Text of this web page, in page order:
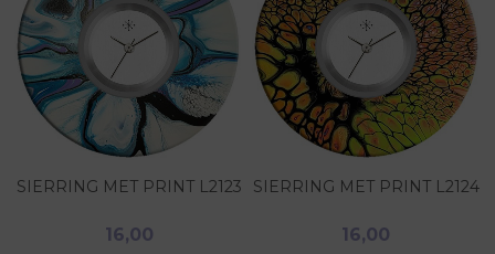
SIERRING MET PRINT L2123
16,00
SIERRING MET PRINT L2124
16,00